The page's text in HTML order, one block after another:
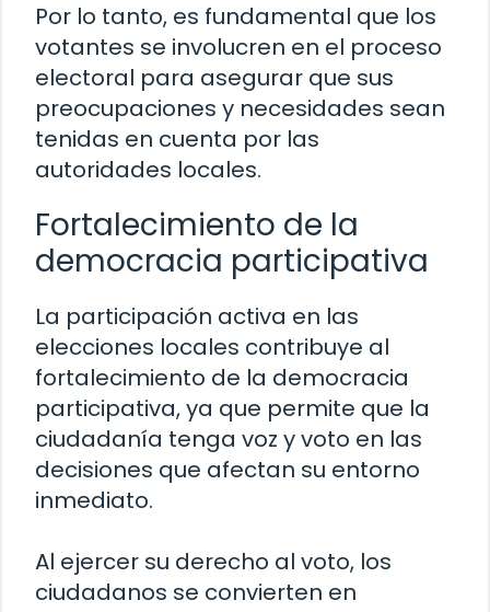
Por lo tanto, es fundamental que los
votantes se involucren en el proceso
electoral para asegurar que sus
preocupaciones y necesidades sean
tenidas en cuenta por las
autoridades locales.
Fortalecimiento de la
democracia participativa
La participación activa en las
elecciones locales contribuye al
fortalecimiento de la democracia
participativa, ya que permite que la
ciudadanía tenga voz y voto en las
decisiones que afectan su entorno
inmediato.
Al ejercer su derecho al voto, los
ciudadanos se convierten en